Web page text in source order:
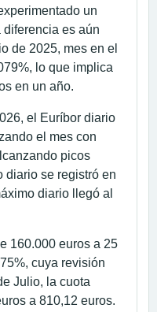
un
diferencia es aún
de 2025, mes en el
lo que implica
en un año.
el Euríbor diario
el mes con
picos
diario se registró en
diario llegó al
160.000 euros a 25
cuya revisión
Julio, la cuota
a 810,12 euros.